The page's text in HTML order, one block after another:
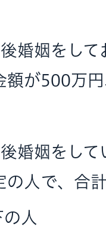
姻をして
額が500万
婚姻をして
の人で、合
人